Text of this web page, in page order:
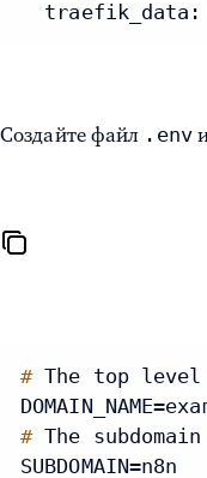
traefik_data:
Создайте файл .env
#The top level
#The